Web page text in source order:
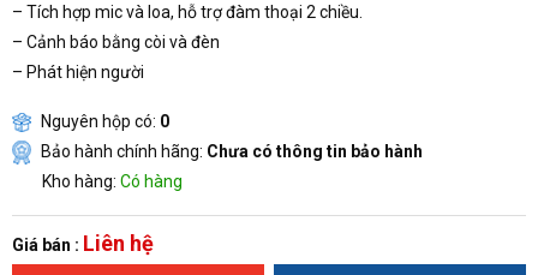
– Tích hợp mic và loa, hỗ trợ đàm thoại 2 chiều.
– Cảnh báo bằng còi và đèn
– Phát hiện người
Nguyên hộp có: 0
Bảo hành chính hãng: Chưa có thông tin bảo hành
Kho hàng: Có hàng
Giá bán : Liên hệ